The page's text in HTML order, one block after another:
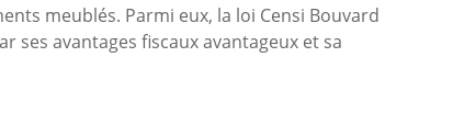
meublés. Parmi eux, la loi Censi Bouvard
ses avantages fiscaux avantageux et sa